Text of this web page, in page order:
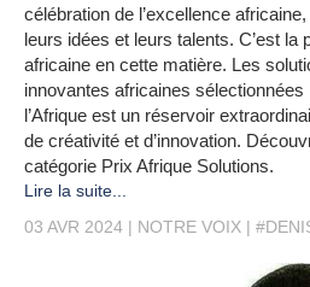
célébration de l’excellence
leurs idées et leurs talents. C’est la
africaine en cette matière. Les
innovantes africaines
l’Afrique est un réservoir
de créativité et d’innovation.
catégorie Prix Afrique Solutions.
Lire la suite...
03 AVR 2024
NOTRE VOIX